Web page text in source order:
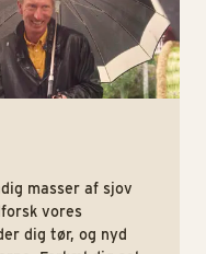
masser af sjov
vores
dig tør, og nyd